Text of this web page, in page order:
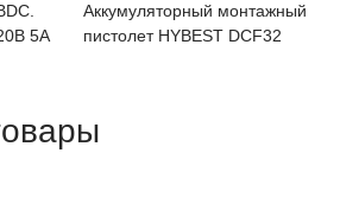
5А
Аккумуляторный монтажный
пистолет HYBEST DCF32